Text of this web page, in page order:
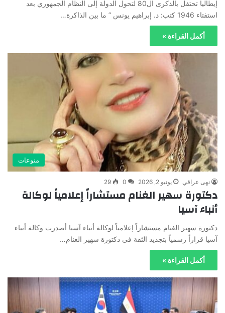
إيطاليا تحتفل بالذكرى ال80 لتحول الدولة إلى النظام الجمهوري بعد
استفتاء 1946 كتب: د. إبراهيم يونس ” ما بين الذاكرة…
أكمل القراءة »
منوعات
نهى عراقي يونيو 2, 2026 0
29
دكتورة سهير الغنام مستشاراً إعلامياً لوكالة
أنباء آسيا
دكتورة سهير الغنام مستشاراً إعلامياً لوكالة أنباء آسيا أصدرت وكالة أنباء
آسيا قراراً رسمياً بتجديد الثقة في دكتورة سهير الغنام…
أكمل القراءة »